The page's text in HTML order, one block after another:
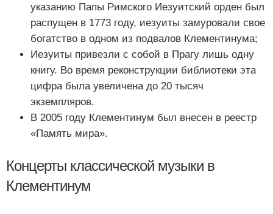
указанию Папы Римского Иезуитский орден был
распущен в 1773 году, иезуиты замуровали свое
богатство в одном из подвалов Клементинума;
Иезуиты привезли с собой в Прагу лишь одну
книгу. Во время реконструкции библиотеки эта
цифра была увеличена до 20 тысяч
экземпляров.
В 2005 году Клементинум был внесен в реестр
«Память мира».
Концерты классической музыки в
Клементинум